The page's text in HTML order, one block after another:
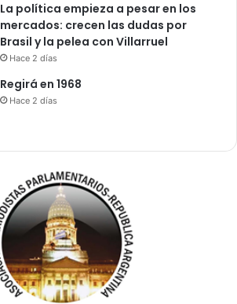
La política empieza a pesar en los
mercados: crecen las dudas por
Brasil y la pelea con Villarruel
Hace 2 días
Regirá en 1968
Hace 2 días